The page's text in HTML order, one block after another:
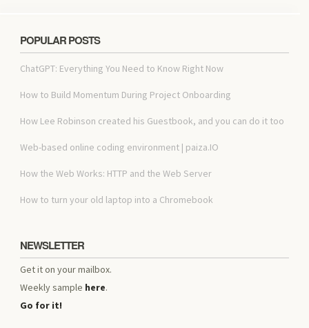
POPULAR POSTS
ChatGPT: Everything You Need to Know Right Now
How to Build Momentum During Project Onboarding
How Lee Robinson created his Guestbook, and you can do it too
Web-based online coding environment | paiza.IO
How the Web Works: HTTP and the Web Server
How to turn your old laptop into a Chromebook
NEWSLETTER
Get it on your mailbox.
Weekly sample here.
Go for it!